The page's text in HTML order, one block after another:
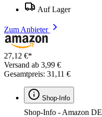
Auf Lager
Zum Anbieter
27,12 €*
Versand ab 3,99 €
Gesamtpreis: 31,11 €
Shop-Info
Shop-Info - Amazon DE